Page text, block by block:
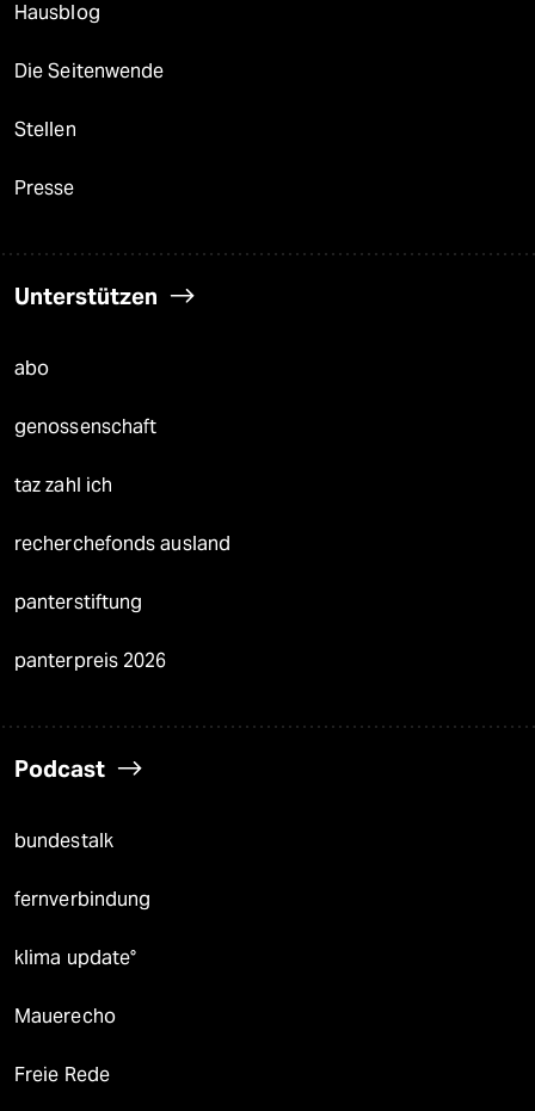
Hausblog
Die Seitenwende
Stellen
Presse
Unterstützen
abo
genossenschaft
taz zahl ich
recherchefonds ausland
panterstiftung
panterpreis 2026
Podcast
bundestalk
fernverbindung
klima update°
Mauerecho
Freie Rede